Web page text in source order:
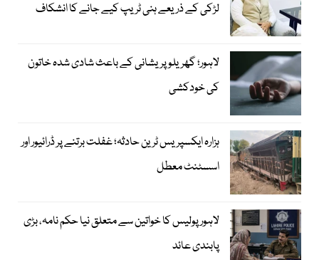
لڑکی کے ذریعے ہنی ٹریپ کیے جانے کا انشکاف
لاہور؛ گھریلو پریشانی کے باعث شادی شدہ خاتون
کی خودکشی
ہزارہ ایکسپریس ٹرین حادثہ؛ غفلت برتنے پر ڈرائیور اور
اسسٹنٹ معطل
لاہور پولیس کا خواتین سے متعلق نیا حکم نامہ، بڑی
پابندی عائد